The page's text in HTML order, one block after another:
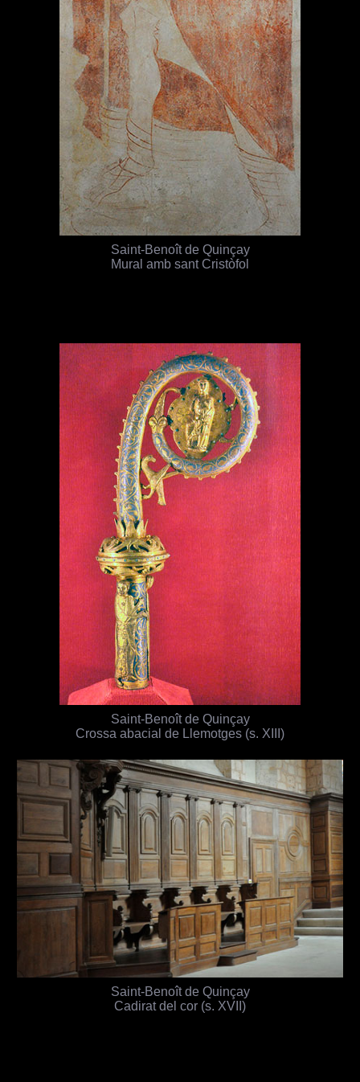
Saint-Benoît de Quinçay
Mural amb sant Cristòfol
Saint-Benoît de Quinçay
Crossa abacial de Llemotges (s. XIII)
Saint-Benoît de Quinçay
Cadirat del cor (s. XVII)